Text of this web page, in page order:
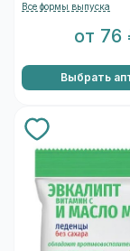
Все формы выпуска
от 76
Выбрать